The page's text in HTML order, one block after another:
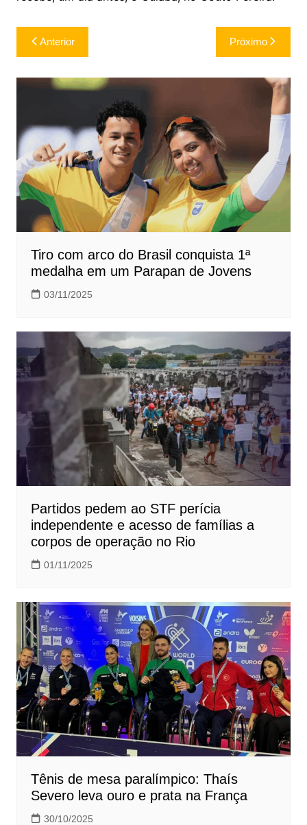
Navegação
de
Post
Anterior Próximo
Tiro com arco do Brasil conquista 1ª
medalha em um Parapan de Jovens
03/11/2025
Partidos pedem ao STF perícia
independente e acesso de famílias a
corpos de operação no Rio
01/11/2025
Tênis de mesa paralímpico: Thaís
Severo leva ouro e prata na França
30/10/2025